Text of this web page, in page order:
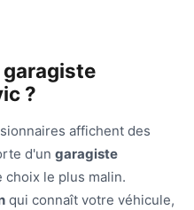
?
affichent des
d'un garagiste
choix le plus malin.
qui connaît votre véhicule,